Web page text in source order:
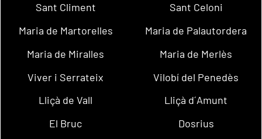
Sant Climent
Sant Celoni
Maria de Martorelles
Maria de Palautordera
Maria de Miralles
Maria de Merlès
Viver i Serrateix
Vilobí del Penedès
Lliçà de Vall
Lliçà d´Amunt
El Bruc
Dosrius